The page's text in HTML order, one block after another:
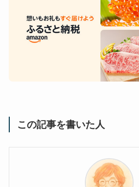
この記事を書いた人